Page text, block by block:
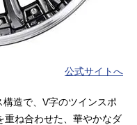
公式サイトへ
構造で、V字のツインスポ
重ね合わせた、華やかなダ